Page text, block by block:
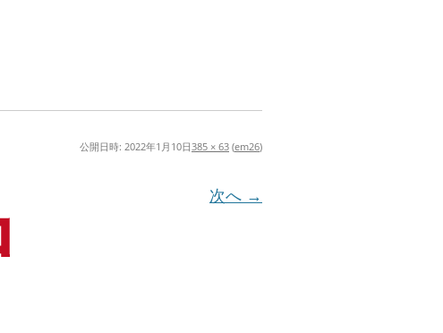
公開日時: 2022年1月10日385 × 63 (em26)
次へ →